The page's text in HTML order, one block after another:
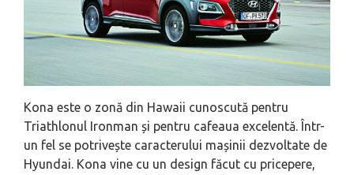
Kona este o zonă din Hawaii cunoscută pentru
Triathlonul Ironman și pentru cafeaua excelentă. Într-
un fel se potrivește caracterului mașinii dezvoltate de
Hyundai. Kona vine cu un design făcut cu pricepere,